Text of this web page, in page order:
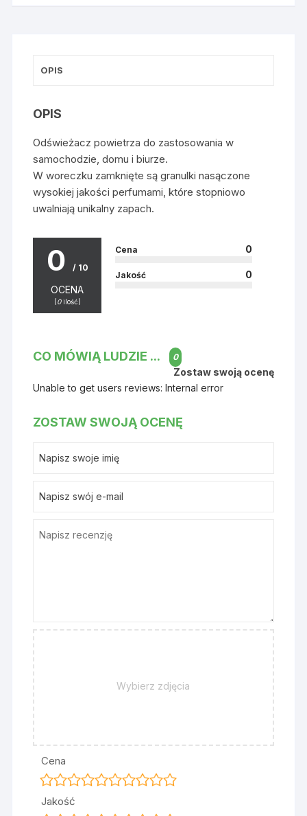
OPIS
OPIS
Odświeżacz powietrza do zastosowania w
samochodzie, domu i biurze.
W woreczku zamknięte są granulki nasączone
wysokiej jakości perfumami, które stopniowo
uwalniają unikalny zapach.
0 / 10
OCENA
(0ilość)
Cena 0
Jakość 0
CO MÓWIĄ LUDZIE ... 0
Zostaw swoją ocenę
Unable to get users reviews: Internal error
ZOSTAW SWOJĄ OCENĘ
Wybierz zdjęcia
Cena
Jakość